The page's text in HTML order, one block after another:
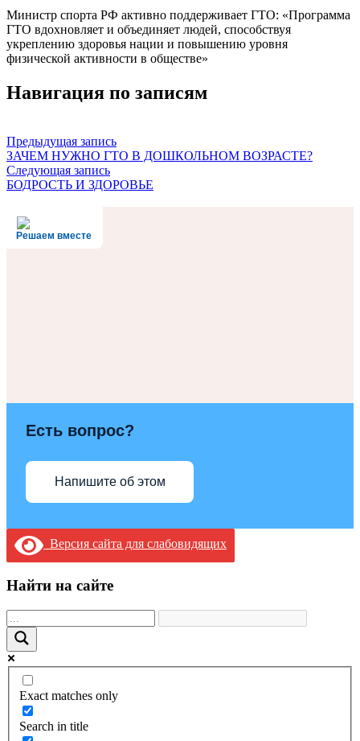
Министр спорта РФ активно поддерживает ГТО: «Программа
ГТО вдохновляет и объединяет людей, способствуя
укреплению здоровья нации и повышению уровня
физической активности в обществе»
Навигация по записям
Предыдущая запись
ЗАЧЕМ НУЖНО ГТО В ДОШКОЛЬНОМ ВОЗРАСТЕ?
Следующая запись
БОДРОСТЬ И ЗДОРОВЬЕ
Решаем вместе
Есть вопрос?
Напишите об этом
Версия сайта для слабовидящих
Найти на сайте
Exact matches only
Search in title